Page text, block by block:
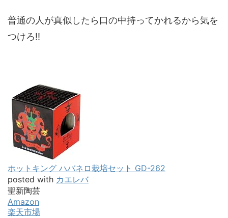
普通の人が真似したら口の中持ってかれるから気を
つけろ!!
ホットキング ハバネロ栽培セット GD-262
posted with カエレバ
聖新陶芸
Amazon
楽天市場